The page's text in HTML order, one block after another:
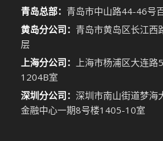
青岛总部： 青岛市中山路44-46号
黄岛分公司： 青岛市黄岛区长江西
层
上海分公司：
上海市杨浦区大连
1204B室
深圳分公司： 深圳市南山街道梦海
金融中心一期8号楼1405-10室